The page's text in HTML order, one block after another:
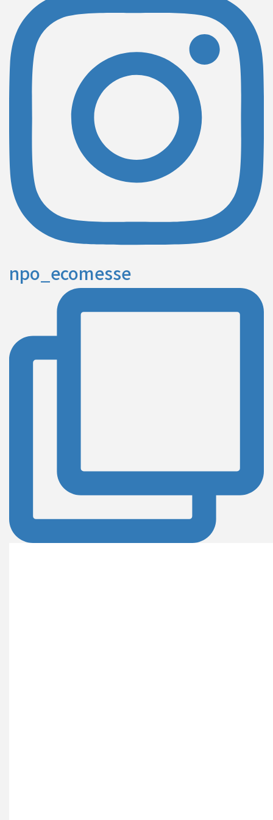
npo_ecomesse